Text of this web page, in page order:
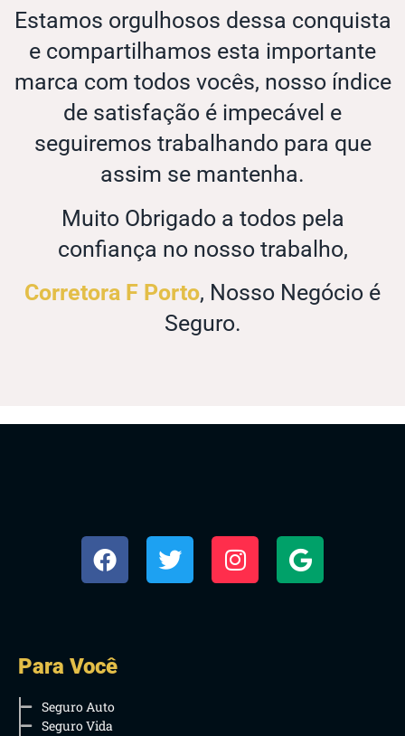
Estamos orgulhosos dessa conquista
e compartilhamos esta importante
marca com todos vocês, nosso índice
de satisfação é impecável e
seguiremos trabalhando para que
assim se mantenha.
Muito Obrigado a todos pela
confiança no nosso trabalho,
Corretora F Porto, Nosso Negócio é
Seguro.
Para Você
Seguro Auto
Seguro Vida